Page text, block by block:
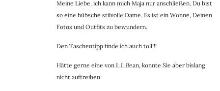
Meine Liebe, ich kann mich Maja nur anschließen. Du bist
so eine hübsche stilvolle Dame. Es ist ein Wonne, Deinen
Fotos und Outfits zu bewundern.
Den Taschentipp finde ich auch toll!!!
Hätte gerne eine von L.L.Bean, konnte Sie aber bislang
nicht auftreiben.